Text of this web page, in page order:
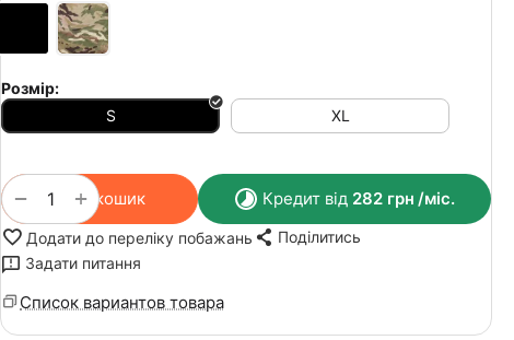
Розмір:
S
XL
+
− У кошик Кредит від 282грн /міс.
Додати до переліку побажань
Поділитись
Задати питання
Список вариантов товара